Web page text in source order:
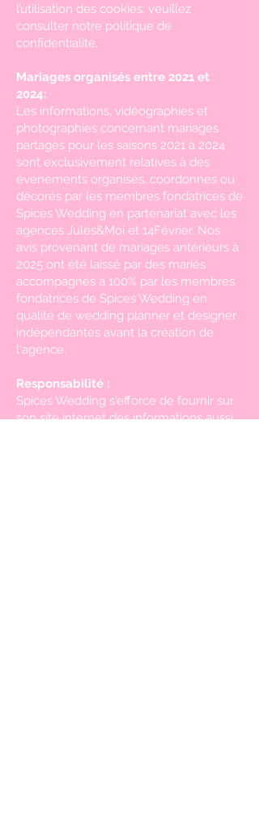
l’utilisation des cookies, veuillez
consulter notre politique de
confidentialité.
Mariages organisés entre 2021 et
2024:
Les informations, vidéographies et
photographies concernant mariages
partagés pour les saisons 2021 à 2024
sont exclusivement relatives à des
événements organisés, coordonnés ou
décorés par les membres fondatrices de
Spices Wedding en partenariat avec les
agences Jules&Moi et 14Février. Nos
avis provenant de mariages antérieurs à
2025 ont été laissé par des mariés
accompagnés à 100% par les membres
fondatrices de Spices Wedding en
qualité de wedding planner et designer
indépendantes avant la création de
l'agence.
Responsabilité :
Spices Wedding s'efforce de fournir sur
son site internet des informations aussi